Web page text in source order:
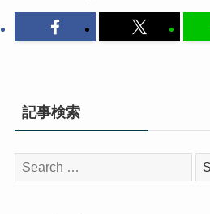
記事検索
検
索: